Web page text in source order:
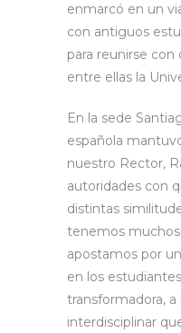
enmarcó en un
con antiguos
para reunirse con
entre ellas la
En la sede
española
nuestro Rector,
autoridades con
distintas
tenemos
apostamos por
en los
transformadora,
interdisciplinar